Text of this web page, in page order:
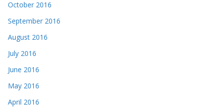
October 2016
September 2016
August 2016
July 2016
June 2016
May 2016
April 2016